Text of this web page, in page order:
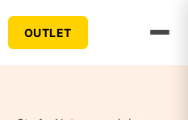
OUTLET